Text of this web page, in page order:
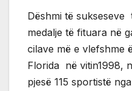
Dëshmi të
medalje të fituara në
cilave më e vlefshme
Florida në vitin1998,
pjesë 115 sportistë